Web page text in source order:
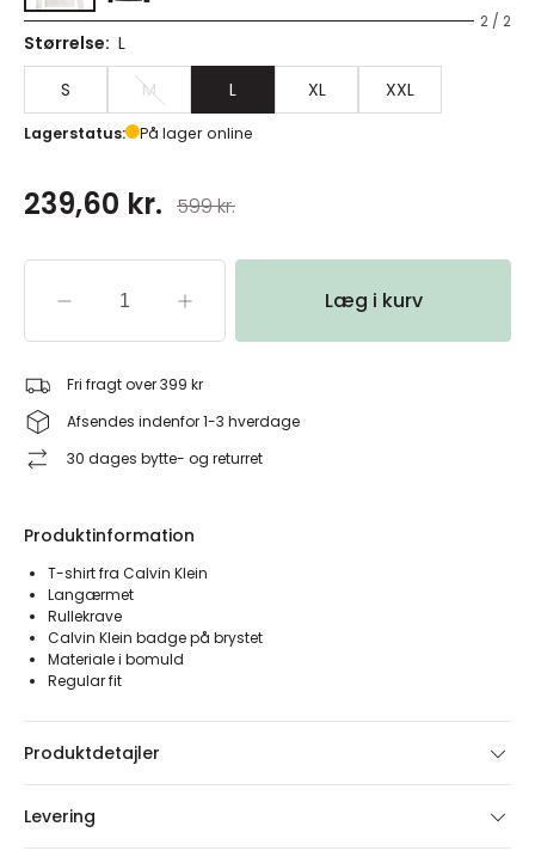
2 / 2
Størrelse: L
S
M L XL XXL
Lagerstatus: På lager online
239,60 kr. 599 kr.
Læg i kurv
Fri fragt over 399 kr
Afsendes indenfor 1-3 hverdage
30 dages bytte- og returret
Produktinformation
T-shirt fra Calvin Klein
Langærmet
Rullekrave
Calvin Klein badge på brystet
Materiale i bomuld
Regular fit
Produktdetajler
Levering